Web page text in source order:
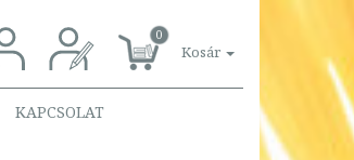
0
Kosár
KAPCSOLAT